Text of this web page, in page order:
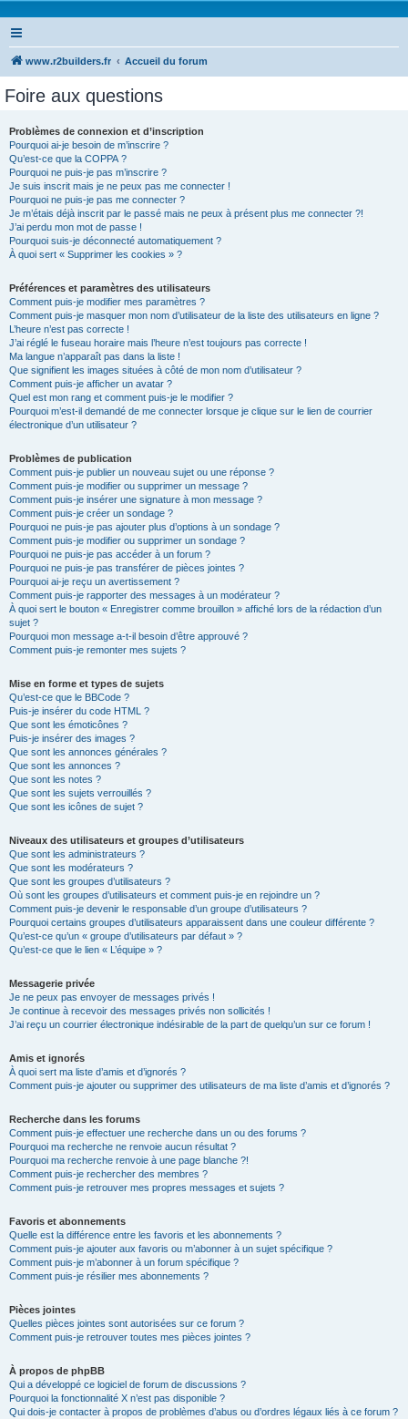
www.r2builders.fr Accueil du forum
Foire aux questions
Problèmes de connexion et d’inscription
Pourquoi ai-je besoin de m’inscrire ?
Qu’est-ce que la COPPA ?
Pourquoi ne puis-je pas m’inscrire ?
Je suis inscrit mais je ne peux pas me connecter !
Pourquoi ne puis-je pas me connecter ?
Je m’étais déjà inscrit par le passé mais ne peux à présent plus me connecter ?!
J’ai perdu mon mot de passe !
Pourquoi suis-je déconnecté automatiquement ?
À quoi sert « Supprimer les cookies » ?
Préférences et paramètres des utilisateurs
Comment puis-je modifier mes paramètres ?
Comment puis-je masquer mon nom d’utilisateur de la liste des utilisateurs en ligne ?
L’heure n’est pas correcte !
J’ai réglé le fuseau horaire mais l’heure n’est toujours pas correcte !
Ma langue n’apparaît pas dans la liste !
Que signifient les images situées à côté de mon nom d’utilisateur ?
Comment puis-je afficher un avatar ?
Quel est mon rang et comment puis-je le modifier ?
Pourquoi m’est-il demandé de me connecter lorsque je clique sur le lien de courrier
électronique d’un utilisateur ?
Problèmes de publication
Comment puis-je publier un nouveau sujet ou une réponse ?
Comment puis-je modifier ou supprimer un message ?
Comment puis-je insérer une signature à mon message ?
Comment puis-je créer un sondage ?
Pourquoi ne puis-je pas ajouter plus d’options à un sondage ?
Comment puis-je modifier ou supprimer un sondage ?
Pourquoi ne puis-je pas accéder à un forum ?
Pourquoi ne puis-je pas transférer de pièces jointes ?
Pourquoi ai-je reçu un avertissement ?
Comment puis-je rapporter des messages à un modérateur ?
À quoi sert le bouton « Enregistrer comme brouillon » affiché lors de la rédaction d’un
sujet ?
Pourquoi mon message a-t-il besoin d’être approuvé ?
Comment puis-je remonter mes sujets ?
Mise en forme et types de sujets
Qu’est-ce que le BBCode ?
Puis-je insérer du code HTML ?
Que sont les émoticônes ?
Puis-je insérer des images ?
Que sont les annonces générales ?
Que sont les annonces ?
Que sont les notes ?
Que sont les sujets verrouillés ?
Que sont les icônes de sujet ?
Niveaux des utilisateurs et groupes d’utilisateurs
Que sont les administrateurs ?
Que sont les modérateurs ?
Que sont les groupes d’utilisateurs ?
Où sont les groupes d’utilisateurs et comment puis-je en rejoindre un ?
Comment puis-je devenir le responsable d’un groupe d’utilisateurs ?
Pourquoi certains groupes d’utilisateurs apparaissent dans une couleur différente ?
Qu’est-ce qu’un « groupe d’utilisateurs par défaut » ?
Qu’est-ce que le lien « L’équipe » ?
Messagerie privée
Je ne peux pas envoyer de messages privés !
Je continue à recevoir des messages privés non sollicités !
J’ai reçu un courrier électronique indésirable de la part de quelqu’un sur ce forum !
Amis et ignorés
À quoi sert ma liste d’amis et d’ignorés ?
Comment puis-je ajouter ou supprimer des utilisateurs de ma liste d’amis et d’ignorés ?
Recherche dans les forums
Comment puis-je effectuer une recherche dans un ou des forums ?
Pourquoi ma recherche ne renvoie aucun résultat ?
Pourquoi ma recherche renvoie à une page blanche ?!
Comment puis-je rechercher des membres ?
Comment puis-je retrouver mes propres messages et sujets ?
Favoris et abonnements
Quelle est la différence entre les favoris et les abonnements ?
Comment puis-je ajouter aux favoris ou m’abonner à un sujet spécifique ?
Comment puis-je m’abonner à un forum spécifique ?
Comment puis-je résilier mes abonnements ?
Pièces jointes
Quelles pièces jointes sont autorisées sur ce forum ?
Comment puis-je retrouver toutes mes pièces jointes ?
À propos de phpBB
Qui a développé ce logiciel de forum de discussions ?
Pourquoi la fonctionnalité X n’est pas disponible ?
Qui dois-je contacter à propos de problèmes d’abus ou d’ordres légaux liés à ce forum ?